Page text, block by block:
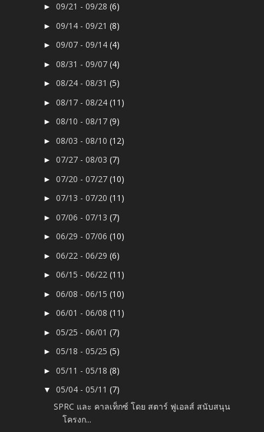
►09/21 - 09/28(6)
►09/14 - 09/21(8)
►09/07 - 09/14(4)
►08/31 - 09/07(4)
►08/24 - 08/31(5)
►08/17 - 08/24(11)
►08/10 - 08/17(9)
►08/03 - 08/10(12)
►07/27 - 08/03(7)
►07/20 - 07/27(10)
►07/13 - 07/20(11)
►07/06 - 07/13(7)
►06/29 - 07/06(10)
►06/22 - 06/29(6)
►06/15 - 06/22(11)
►06/08 - 06/15(10)
►06/01 - 06/08(11)
►05/25 - 06/01(7)
►05/18 - 05/25(5)
►05/11 - 05/18(8)
▼05/04 - 05/11(7)
SPRC และ คาลเท็กซ์ โดย สตาร์ ฟูเอลส์ สนับสนุน
โครงก...